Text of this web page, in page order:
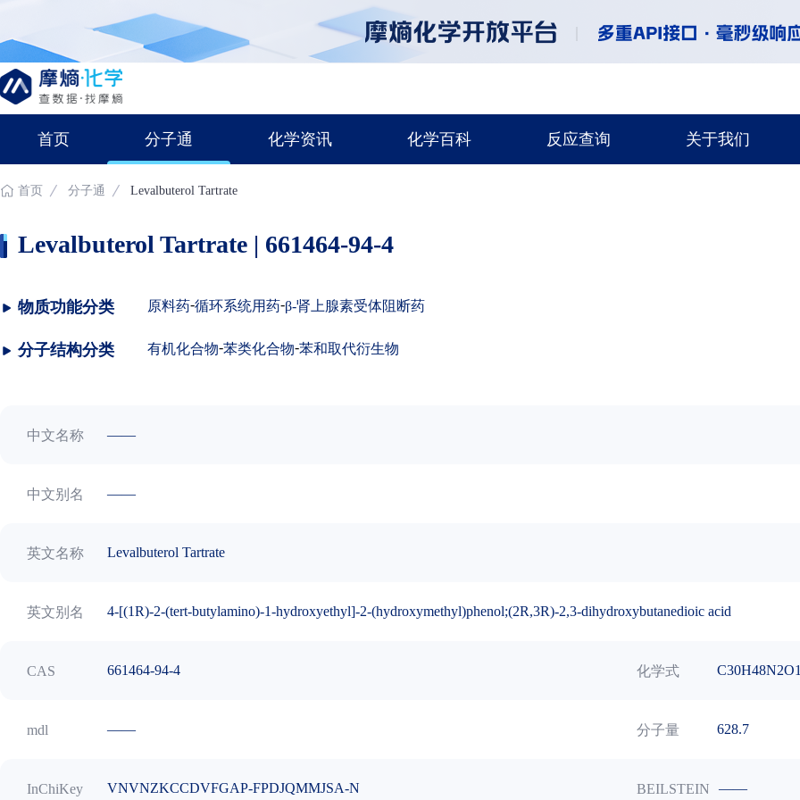
首页 分子通 化学资讯 化学百科 反应查询 关于我们
首页 分子通 Levalbuterol Tartrate
Levalbuterol Tartrate | 661464-94-4
物质功能分类 原料药-循环系统用药-β-肾上腺素受体阻断药
分子结构分类 有机化合物-苯类化合物-苯和取代衍生物
中文名称 ——
中文别名 ——
英文名称 Levalbuterol Tartrate
英文别名 4-[(1R)-2-(tert-butylamino)-1-hydroxyethyl]-2-(hydroxymethyl)phenol;(2R,3R)-2,3-dihydroxybutanedioic acid
CAS 661464-94-4 化学式
mdl —— 分子量 628.7
InChiKey VNVNZKCCDVFGAP-FPDJQMMJSA-N BEILSTEIN ——